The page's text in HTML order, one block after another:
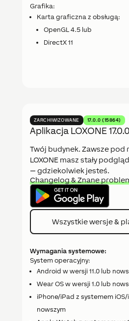
Grafika:
Karta graficzna z obsługą:
OpenGL 4.5 lub
DirectX 11
ZARCHIWIZOWANE 17.0.0 (15864)
Aplikacja LOXONE
Twój budynek. Zawsze pod
LOXONE masz stały
— gdziekolwiek jesteś.
Changelog & Znane
Wszystkie wersje &
Wymagania systemowe:
System operacyjny:
Android w wersji 11.0 lub
Wear OS w wersji 1.0 lub
iPhone/iPad z systemem iOS/
nowszym